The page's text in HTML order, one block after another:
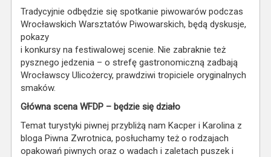
Tradycyjnie odbędzie się spotkanie piwowarów podczas
Wrocławskich Warsztatów Piwowarskich, będą dyskusje,
pokazy
i konkursy na festiwalowej scenie. Nie zabraknie też
pysznego jedzenia – o strefę gastronomiczną zadbają
Wrocławscy Ulicożercy, prawdziwi tropiciele oryginalnych
smaków.
Główna scena WFDP – będzie się działo
Temat turystyki piwnej przybliżą nam Kacper i Karolina z
bloga Piwna Zwrotnica, posłuchamy też o rodzajach
opakowań piwnych oraz o wadach i zaletach puszek i